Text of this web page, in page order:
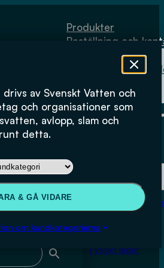
av Svenskt Vatten och
och organisationer som
avlopp, slam och
detta.
& GÅ VIDARE
om kundkategorierna
Produkter
Beställning och
Fysiskt lager
Beställning och kontakt
Om
Köpvillkor
Fysiskt lager